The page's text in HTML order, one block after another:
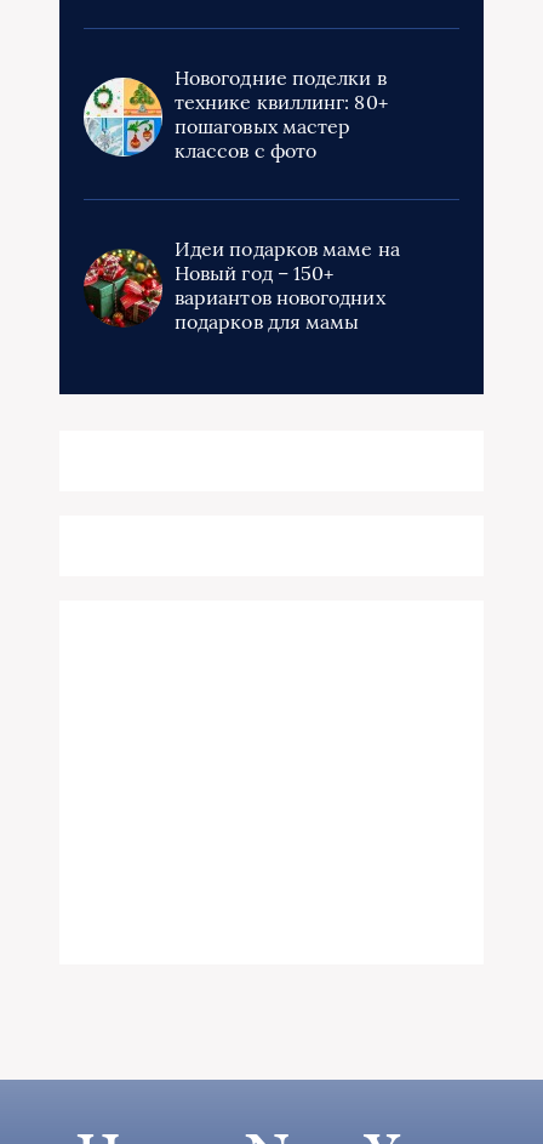
Новогодние поделки в
технике квиллинг: 80+
пошаговых мастер
классов с фото
Идеи подарков маме на
Новый год – 150+
вариантов новогодних
подарков для мамы